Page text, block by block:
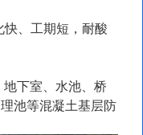
、工期短，耐酸
下室、水池、桥
池等混凝土基层防